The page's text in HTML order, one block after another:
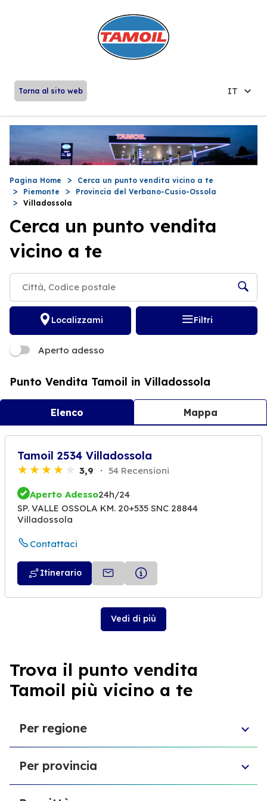
Torna al sito web IT
Pagina Home
Cerca un punto vendita vicino a te
Piemonte
Provincia del Verbano-Cusio-Ossola
Villadossola
Cerca un punto vendita
vicino a te
Localizzami Filtri
Aperto adesso
Punto Vendita Tamoil in Villadossola
Elenco Mappa
Tamoil 2534 Villadossola
3,9 54 Recensioni
Aperto Adesso24h/24
SP. VALLE OSSOLA KM. 20+535 SNC 28844
Villadossola
Contattaci
Itinerario
Vedi di più
Trova il punto vendita
Tamoil più vicino a te
Per regione
Veneto
Abruzzo
Liguria
Per provincia